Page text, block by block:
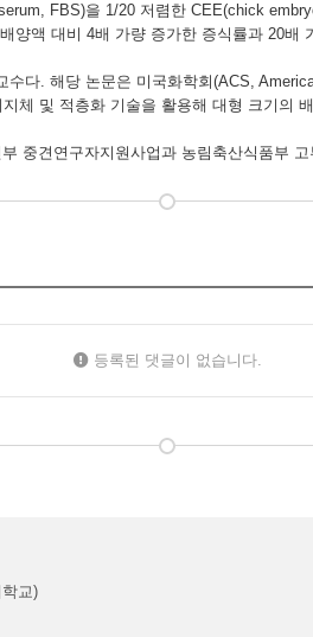
FBS)을 1/20 저렴한 CEE(chick
액 대비 4배 가량 증가한 증식률과 20배
다. 해당 논문은 미국화학회(ACS,
체 및 적층화 기술을 활용해 대형 크기의
중견연구자지원사업과 농림축산식품부
등록된 댓글이 없습니다.
교)